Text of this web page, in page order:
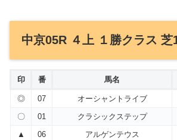
中京05R ４上 １勝クラス 芝
印 番 馬名
◎ 07 オーシャントライブ
〇
01 クラシックステップ
▲
06 アルゲンテウス